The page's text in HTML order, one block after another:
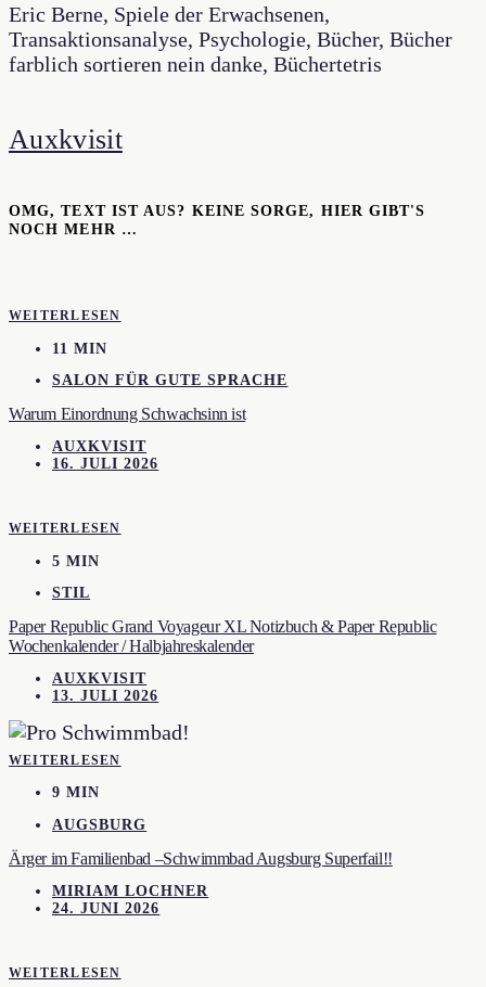
Eric Berne, Spiele der Erwachsenen,
Transaktionsanalyse, Psychologie, Bücher, Bücher
farblich sortieren nein danke, Büchertetris
Auxkvisit
OMG, TEXT IST AUS? KEINE SORGE, HIER GIBT'S
NOCH MEHR …
WEITERLESEN
11 MIN
SALON FÜR GUTE SPRACHE
Warum Einordnung Schwachsinn ist
AUXKVISIT
16. JULI 2026
WEITERLESEN
5 MIN
STIL
Paper Republic Grand Voyageur XL Notizbuch & Paper Republic
Wochenkalender / Halbjahreskalender
AUXKVISIT
13. JULI 2026
WEITERLESEN
9 MIN
AUGSBURG
Ärger im Familienbad –Schwimmbad Augsburg Superfail!!
MIRIAM LOCHNER
24. JUNI 2026
WEITERLESEN